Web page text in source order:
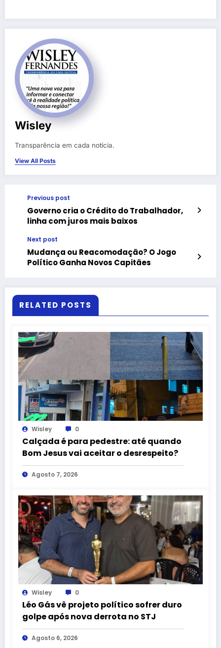
Wisley
Transparência em cada notícia.
View All Posts
Previous post
Governo cria o Crédito do Trabalhador,
linha com juros mais baixos
Next post
Mudança ou Reacomodação? O Jogo
Político Ganha Novos Capitães
RELATED POSTS
Wisley 0
Calçada é para pedestre: até quando
Bom Jesus vai aceitar o desrespeito?
Agosto 7, 2026
Wisley 0
Léo Gás vê projeto político sofrer duro
golpe após nova derrota no STJ
Agosto 6, 2026